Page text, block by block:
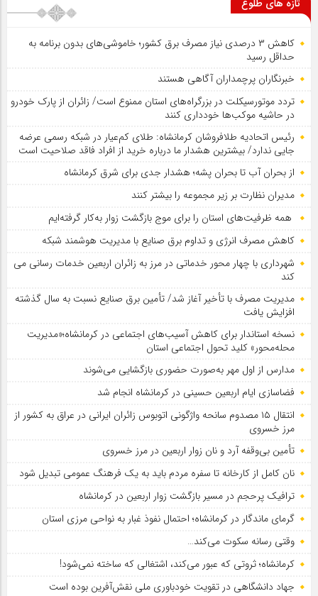
تازه های طلوع
کاهش ۳ درصدی نیاز مصرف برق کشور؛ خاموشی‌های بدون برنامه به
حداقل رسید
خبرنگاران پرچمداران آگاهی هستند
تردد موتورسیکلت در بزرگراه‌های استان ممنوع است/ زائران از پارک خودرو
در حاشیه موکب‌ها خودداری کنند
رئیس اتحادیه طلافروشان کرمانشاه: طلای کم‌عیار در شبکه رسمی عرضه
جایی ندارد/ بیشترین هشدار ما درباره خرید از افراد فاقد صلاحیت است
از بحران آب تا بحران پشه؛ هشدار جدی برای شرق کرمانشاه
مدیران نظارت بر زیر مجموعه را بیشتر کنند
همه ظرفیت‌های استان را برای موج بازگشت زوار به‌کار گرفته‌ایم
کاهش مصرف انرژی و تداوم برق صنایع با مدیریت هوشمند شبکه
شهرداری با چهار محور خدماتی در مرز به زائران اربعین خدمات رسانی می
کند
مدیریت مصرف با تأخیر آغاز شد/ تأمین برق صنایع نسبت به سال گذشته
افزایش یافت
نسخه استاندار برای کاهش آسیب‌های اجتماعی در کرمانشاه؛«مدیریت
محله‌محور» کلید تحول اجتماعی استان
مدارس از اول مهر به‌صورت حضوری بازگشایی می‌شوند
فضاسازی ایام اربعین حسینی در کرمانشاه انجام شد
انتقال ۱۵ مصدوم سانحه واژگونی اتوبوس زائران ایرانی در عراق به کشور از
مرز خسروی
تأمین بی‌وقفه آرد و نان زوار اربعین در مرز خسروی
نان کامل از کارخانه تا سفره مردم باید به یک فرهنگ عمومی تبدیل شود
ترافیک پرحجم در مسیر بازگشت زوار اربعین در کرمانشاه
گرمای ماندگار در کرمانشاه؛ احتمال نفوذ غبار به نواحی مرزی استان
وقتی رسانه سکوت می‌کند…
کرمانشاه؛ ثروتی که عبور می‌کند، اشتغالی که ساخته نمی‌شود!
جهاد دانشگاهی در تقویت خودباوری ملی نقش‌آفرین بوده است